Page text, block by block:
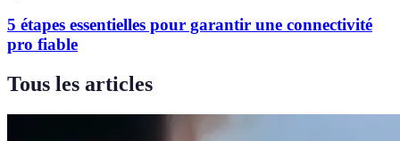
5 étapes essentielles pour garantir une connectivité
pro fiable
Tous les articles